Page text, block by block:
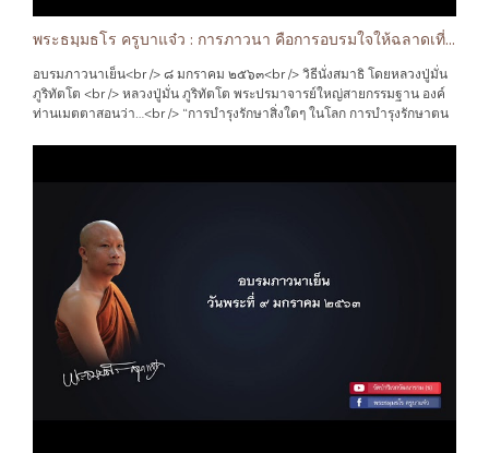
ทโธ ตัดมันเสีย ”<br /> คำบริกรรมภาวนานั้นจะใช้บทใดก็ได้ตามความชอบ
บางท่านจะใช้กรรมฐานห้าเป็นคำบริกรรม คือ เกสา (ผม) โลมา (ขน) นะขา
(เล็บ) ทันตา (ฟัน) ตะโจ (หนัง) หรือระลึกมรณัสสติเป็นอารมณ์ คือ ตาย ตาย
ตาย ฯลฯ<br /> ที่ครูบาอาจารย์พระกรรมฐานสายหลวงปู่มั่น ภูริทัตโต ท่าน
สอนให้ใช้คำบริกรรมภาวนาบทว่า “พุทโธ ” นั้น เพื่อต้องการให้น้อมเอาคุณ
ของพระพุทธเจ้ามาไว้ที่ใจ “ธัมโม ” น้อมเอาคุณของพระธรรมเจ้ามาไว้ที่ใจ
กระทำบำเพ็ญในครั้งนี้ ไปให้กับผู้มีอุปการะคุณ และสรรพสัตว์ทั้งหลาย กล่าว
ตามดังนี้<br /> “ด้วยอานิสงส์ผลบุญที่เกิดจากการนั่งสมาธิภาวนา ข้าพเจ้าขอ
แผ่ส่วนบุญไปให้แก่บิดามารดา ปู่ย่าตายาย ญาติพี่น้องทั้งหลาย มิตรสหายทั้ง
หลาย เทวาอารักษ์ทั้งหลาย เจ้ากรรมนายเวรทั้งหลาย พระอินทร์ พระพรหม
ยม ยักษ์ ครุฑ คนธรรภ์ กุมภัณฑ์ นาคทั้งหลาย รุกขเทวดา อากาศเทวดา ภุม
เทวดา เปรต ผี อสุรกายทั้งหลาย สรรพสัตว์ทั้งหลาย ทั้งที่มีชีวิตอยู่และหามี
ชีวิตไม่ ขอให้ท่านทั้งหลายเหล่านั้น จงมีแต่ความสุขกายสุขใจ อย่าได้มีเวรมี
ภัย อย่าได้เบียดเบียนซึ่งกันและกันเลย จงอยู่เป็นสุขเสมอเถิด ขอจงได้รับส่วน
แห่งบุญที่ข้าพเจ้าได้กระทำบำเพ็ญในครั้งนี้ด้วยเทอญ.
เมื่อนั่งเข้าที่เรียบร้อยแล้ว ให้กล่าวคำอธิษฐานภาวนา เพื่อเป็นการบูชาคุณ
พระพุทธเจ้าผู้เป็นศาสดาเอกของโลก ผู้เป็นครูของเทวดาและมนุษย์ทั้งหลาย
บูชาคุณพระธรรม บูชาคุณพระสงฆ์ กล่าวตามดังนี้<br /> “สาธุ ข้าพเจ้าจะนั่ง
สมาธิภาวนา บูชาคุณพระพุทธเจ้า บูชาคุณพระธรรม บูชาคุณพระสงฆ์ บูชา
คุณบิดามารดา บูชาคุณครูอุปัชฌาย์อาจารย์ ตลอดจนผู้มีพระคุณทั้งหลาย ขอ
จงเป็นพลวปัจจัยแด่พระนิพพานของข้าพเจ้า และขอให้ข้าพเจ้ามีสติปัญญา
อยู่ภายในใจได้ตลอดกาลนานเทอญ”<br /> ภายหลังจากที่กล่าวคำอธิษฐาน
ออก “โธ ” หายใจเข้า “ธัม ” หายใจออก “โม ” หายใจเข้า “สัง” หายใจออก
“โฆ ” และให้ระลึกคำบริกรรมภาวนา “พุทโธ ธัมโม สังโฆ ” ๓ หน แล้วให้ระลึก
เอาคำบริกรรมภาวนาว่า “พุทโธ ” แต่เพียงคำเดียว โดยตั้งสติไว้ที่ปลายจมูก
ลมหายใจเข้า “พุท” ก็กำหนดรู้ ลมหายใจออก “โธ ” ก็กำหนดรู้ สติกำหนดอยู่
กับคำบริกรรมภาวนา หากจิตคิดแส่สายไปทางอื่น ก็ดึงจิตกลับมาให้อยู่กับคำ
บริกรรมภาวนานั้น หากยังไม่ได้ผล ให้เร่งคำบริกรรมภาวนาเร็วๆ “พุ
ทโธๆๆๆๆๆๆๆๆๆๆๆๆๆๆๆๆๆ”<br /> ให้หมั่นกระทำบำเพ็ญอยู่เป็นประจำ การทำ
ครั้งสองครั้งอยากจะให้จิตสงบก็เป็นไปได้ยาก หลวงปู่ฝั้น อาจาโร ท่านมักจะ
สอนลูกศิษย์ที่มานั่งสมาธิภาวนากับองค์ท่านเสมอว่า “เหมือนกะเราปลูกต้นไม้
เราต้องรักษาต้นรักษาโคนมัน ใส่ปุ๋ยรดน้ำ โคนมันดีต้นมันก็ต้องดี ดอกผลไม่มี
ใครบังคับมันเกิดเอง ต้นมันดีดอกผลมันดี อันนี้เอาอะไรเป็นต้น คือดวงใจ
พระธมฺมธโร ครูบาแจ๋ว : การภาวนา คือการอบรมใจให้ฉลาดเที่ยงตรงต่อเหตุผล อรรถธรรม
อบรมภาวนาเย็น<br /> ๘ มกราคม ๒๕๖๓<br /> วิธีนั่งสมาธิ โดยหลวงปู่มั่น
ภูริทัตโต <br /> หลวงปู่มั่น ภูริทัตโต พระปรมาจารย์ใหญ่สายกรรมฐาน องค์
ท่านเมตตาสอนว่า…<br /> “การบำรุงรักษาสิ่งใดๆ ในโลก การบำรุงรักษาตน
ของตนให้ตั้งมั่น ชำระจิตใจของตนให้ผ่องใส ทำใจให้สงบสบาย หลวงปู่มั่น
องค์ท่านกล่าวว่า …<br /> “การภาวนา คือการอบรมใจให้ฉลาดเที่ยงตรงต่อ
เหตุผล อรรถธรรม รู้จักวิธีปฏิบัติต่อตัวเองและสิ่งทั้งหลาย ไม่ให้จิตผาดโผน
โลดเต้นแบบไม่มีฝั่งมีฝา ยึดการภาวนาเป็นรั้วกั้นความคิดฟุ้งของใจให้อยู่ใน
เหตุผล อันจะเป็นทางแห่งความสงบสุขใจ ที่ยังมิได้รับการอบรมจากการ
ภาวนา”<br /> ก่อนอื่นที่เราจะนั่งสมาธิภาวนา ให้หาสถานที่อันเป็นมุมสงบ
นั่งเข้าที่เอาขาขวาทับขาซ้าย เอามือขวาทับมือซ้าย ตั้งกายให้ตรงดำรงสติให้
มั่น ไม่เอียงซ้ายนัก ไม่เอียงขวานัก ไม่ก้มนัก ไม่เงยนัก ทำตัวให้สบายๆ ดูท่า
การประทับนั่งของพระพุทธรูปเป็นแบบอย่าง (หากไม่สะดวกที่จะนั่งอยู่ขัด
สมาธิอยู่กับพื้น ก็ให้นั่งบนเก้าอี้หรืออะไรก็ได้ตามแต่สะดวก) เราเริ่มฝึกหัดนั่ง